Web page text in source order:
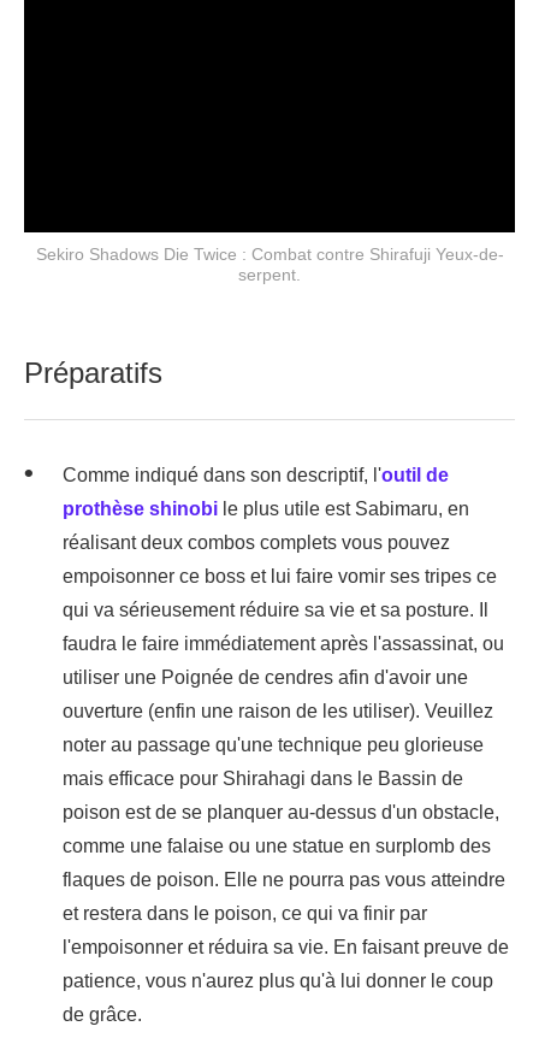
Sekiro Shadows Die Twice : Combat contre Shirafuji Yeux-de-
serpent.
Préparatifs
Comme indiqué dans son descriptif, l'outil de
prothèse shinobi le plus utile est Sabimaru, en
réalisant deux combos complets vous pouvez
empoisonner ce boss et lui faire vomir ses tripes ce
qui va sérieusement réduire sa vie et sa posture. Il
faudra le faire immédiatement après l'assassinat, ou
utiliser une Poignée de cendres afin d'avoir une
ouverture (enfin une raison de les utiliser). Veuillez
noter au passage qu'une technique peu glorieuse
mais efficace pour Shirahagi dans le Bassin de
poison est de se planquer au-dessus d'un obstacle,
comme une falaise ou une statue en surplomb des
flaques de poison. Elle ne pourra pas vous atteindre
et restera dans le poison, ce qui va finir par
l'empoisonner et réduira sa vie. En faisant preuve de
patience, vous n'aurez plus qu'à lui donner le coup
de grâce.